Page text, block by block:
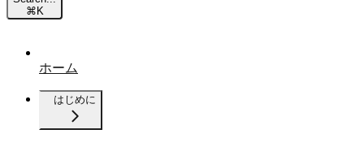
⌘ K
ホーム
はじめに